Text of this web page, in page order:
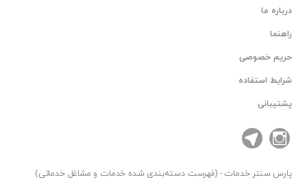
درباره ما
راهنما
حریم خصوصی
شرایط استفاده
پشتیبانی
پارس سنترخدمات - (فهرست دسته‌بندی شده خدمات و مشاغل خدماتی)